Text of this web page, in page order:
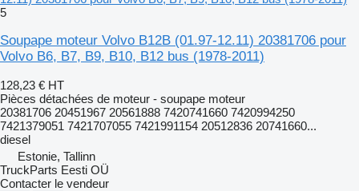
5
Soupape moteur Volvo B12B (01.97-12.11) 20381706 pour
Volvo B6, B7, B9, B10, B12 bus (1978-2011)
128,23 € HT
Pièces détachées de moteur - soupape moteur
20381706 20451967 20561888 7420741660 7420994250
7421379051 7421707055 7421991154 20512836 20741660...
diesel
Estonie, Tallinn
TruckParts Eesti OÜ
Contacter le vendeur